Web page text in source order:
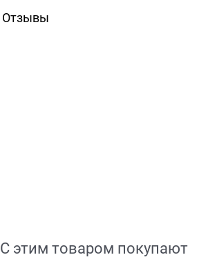
Отзывы
С этим товаром покупают